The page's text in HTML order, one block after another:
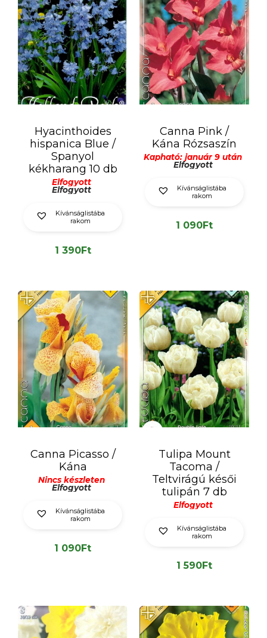
Hyacinthoides
hispanica Blue /
Spanyol
kékharang 10 db
Elfogyott
Elfogyott
Kívánságlistába
rakom
1 390Ft
Canna Pink /
Kána Rózsaszín
Kapható: január 9 után
Elfogyott
Kívánságlistába
rakom
1 090Ft
Canna Picasso /
Kána
Nincs készleten
Elfogyott
Kívánságlistába
rakom
1 090Ft
Tulipa Mount
Tacoma /
Teltvirágú késői
tulipán 7 db
Elfogyott
Kívánságlistába
rakom
1 590Ft